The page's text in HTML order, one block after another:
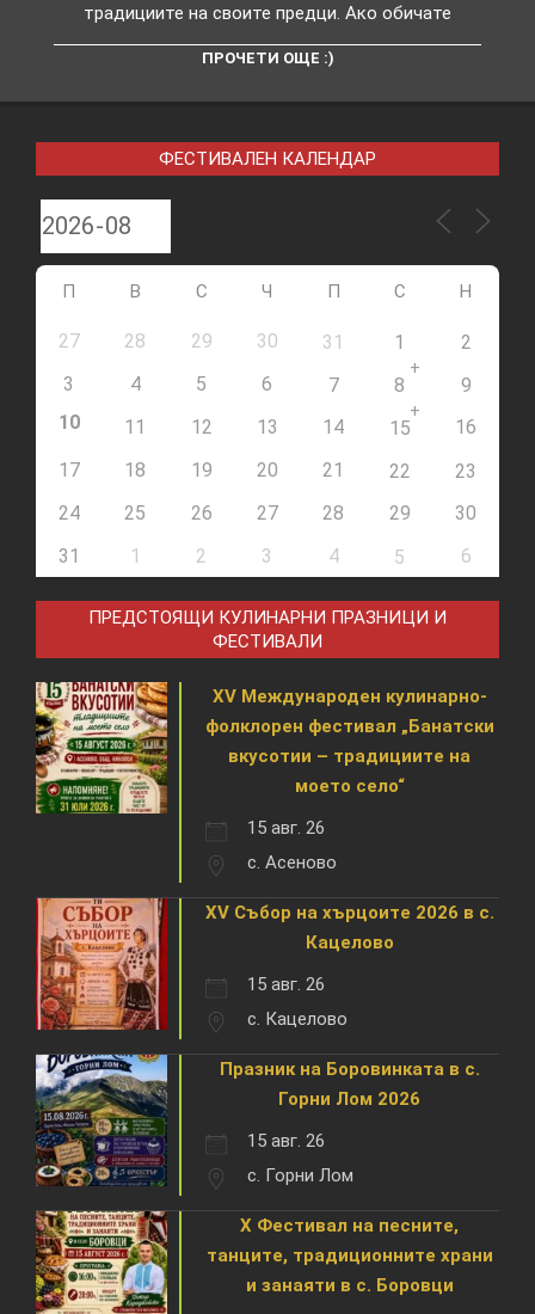
традициите на своите предци. Ако обичате
ПРОЧЕТИ ОЩЕ :)
ФЕСТИВАЛЕН КАЛЕНДАР
П В С Ч П С Н
27 28 29 30 31 1
2
3
4 5 6 7 8
+
9
10
11 12 13 14 15
+
16
17
18 19 20 21 22
23
24
25 26 27 28 29
30
31
1 2 3 4 5 6
ПРЕДСТОЯЩИ КУЛИНАРНИ ПРАЗНИЦИ И
ФЕСТИВАЛИ
XV Международен кулинарно-
фолклорен фестивал „Банатски
вкусотии – традициите на
моето село“
15 авг. 26
с. Асеново
XV Събор на хърцоите 2026 в с.
Кацелово
15 авг. 26
с. Кацелово
Празник на Боровинката в с.
Горни Лом 2026
15 авг. 26
с. Горни Лом
X Фестивал на песните,
танците, традиционните храни
и занаяти в с. Боровци